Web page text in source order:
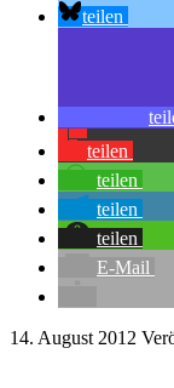
teilen
teilen
teilen
teilen
teilen
E-Mail
14. August 2012